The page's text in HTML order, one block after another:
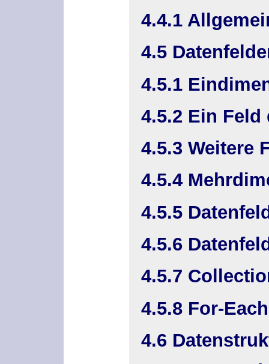
4.4.1
4.5
4.5.1
4.5.2 Ein
4.5.3 Weitere
4.5.4
4.5.5
4.5.6
4.5.7
4.5.8 For-
4.6